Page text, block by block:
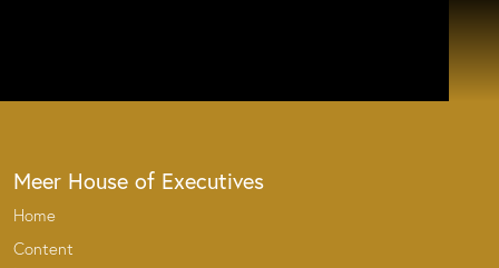
Meer House of Executives
Home
Content